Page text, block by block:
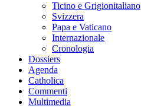
Ticino e Grigionitaliano
Svizzera
Papa e Vaticano
Internazionale
Cronologia
Dossiers
Agenda
Catholica
Commenti
Multimedia